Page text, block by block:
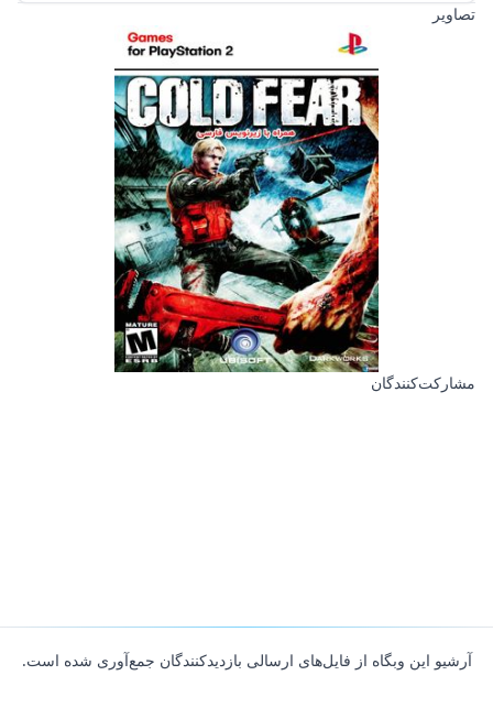
تصاویر
مشارکت‌کنندگان
آرشیو این وبگاه از فایل‌های ارسالی بازدیدکنندگان جمع‌آوری شده است.